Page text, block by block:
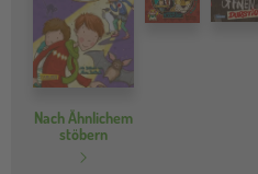
Nach Ähnlichem
stöbern